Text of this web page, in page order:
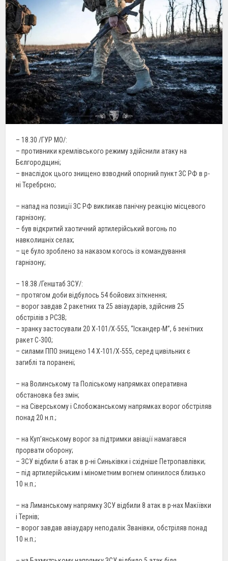
– 18.30 /ГУР МО/:
– противники кремлівського режиму здійснили атаку на
Бєлгородщині;
– внаслідок цього знищено взводний опорний пункт ЗС РФ в р-
ні Тєребрєно;
– напад на позиції ЗС РФ викликав панічну реакцію місцевого
гарнізону;
– був відкритий хаотичний артилерійський вогонь по
навколишніх селах;
– це було зроблено за наказом когось із командування
гарнізону;
– 18.38 /Генштаб ЗСУ/:
– протягом доби відбулось 54 бойових зіткнення;
– ворог завдав 2 ракетних та 25 авіаударів, здійснив 25
обстрілів з РСЗВ;
– зранку застосували 20 Х-101/Х-555, “Іскандер-М”, 6 зенітних
ракет С-300;
– силами ППО знищено 14 Х-101/Х-555, серед цивільних є
загиблі та поранені;
– на Волинському та Поліському напрямках оперативна
обстановка без змін;
– на Сіверському і Слобожанському напрямках ворог обстріляв
понад 20 н.п.;
– на Куп’янському ворог за підтримки авіації намагався
прорвати оборону;
– ЗСУ відбили 6 атак в р-ні Синьківки і східніше Петропавлівки;
– під артилерійським і мінометним вогнем опинилося близько
10 н.п.;
– на Лиманському напрямку ЗСУ відбили 8 атак в р-нах Макіївки
і Тернів;
– ворог завдав авіаудару неподалік Званівки, обстріляв понад
10 н.п.;